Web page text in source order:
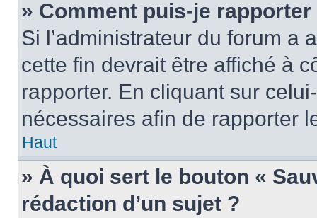
» Comment puis-je
Si l’administrateur du forum a
cette fin devrait être affiché à
rapporter. En cliquant sur
nécessaires afin de rapporter
Haut
» À quoi sert le bouton «
rédaction d’un sujet ?